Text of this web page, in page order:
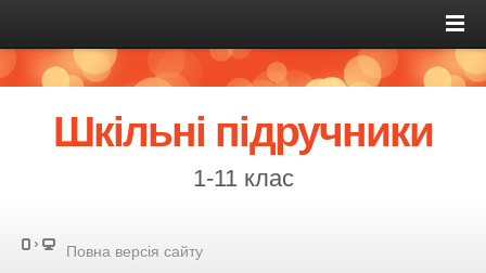
Шкільні підручники
1-11 клас
Повна версія сайту